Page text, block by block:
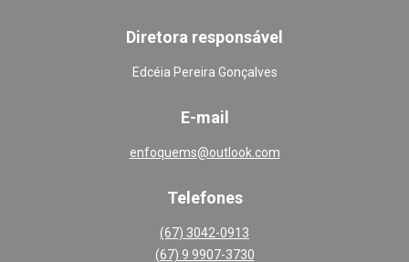
Diretora responsável
Edcéia Pereira Gonçalves
E-mail
enfoquems@outlook.com
Telefones
(67) 3042-0913
(67) 9 9907-3730